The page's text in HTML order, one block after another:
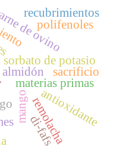
materias primas
almidón
mango
sorbato de potasio
remolacha
de ovino
sacrificio
antioxidante
polifenoles
recubrimientos
di-fafs